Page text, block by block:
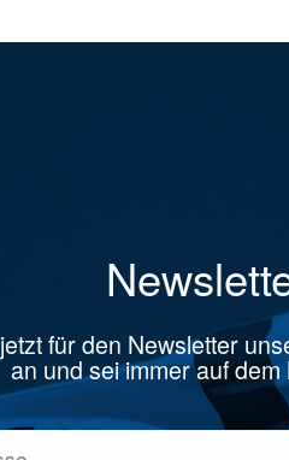
für den Newsletter
an und sei immer auf